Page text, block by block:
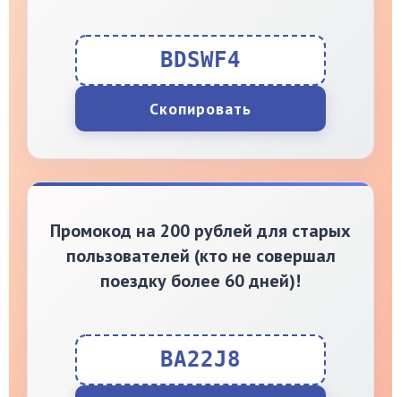
BDSWF4
Скопировать
Промокод на 200 рублей для старых
пользователей (кто не совершал
поездку более 60 дней)!
BA22J8